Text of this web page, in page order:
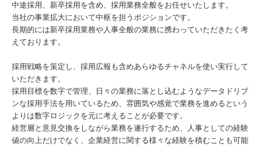
中途採用、新卒採用を含め、採用業務全般をお任せいたします。
当社の事業拡大において中枢を担うポジションです。
長期的には新卒採用業務や人事全般の業務に携わっていただきたく考
えております。
採用戦略を策定し、採用広報も含めあらゆるチャネルを使い実行して
いただきます。
採用目標を数字で管理、日々の業務に落とし込むようなデータドリブ
ンな採用手法を用いているため、雰囲気や感覚で業務を進めるという
よりは数字ロジックを元に考えることが必要です。
経営層と意見交換をしながら業務を遂行するため、人事としての経験
値の向上だけでなく、企業経営に関する様々な経験を積むことも可能